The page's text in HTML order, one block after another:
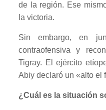
de la región. Ese
la victoria.
Sin embargo, en
contraofensiva y
Tigray. El ejército
Abiy declaró un «alto el
¿Cuál es la situación